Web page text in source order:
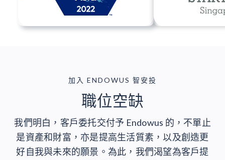
加入 ENDOWUS 智安投
職位空缺
我們明白，客戶委托交付予 Endowus 的，不單止
是資產和財富，亦是提高生活質素，以及創造更
好自我與未來的願景。為此，我們渴望為客戶提